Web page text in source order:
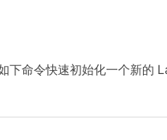
命令快速初始化一个新的